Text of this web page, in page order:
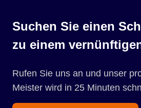
Suchen Sie einen
zu einem
Rufen Sie uns an und unser
Meister wird in 25 Minuten